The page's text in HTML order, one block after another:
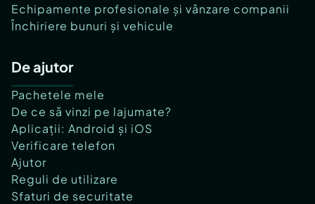
Echipamente profesionale și vânzare companii
Închiriere bunuri și vehicule
De ajutor
Pachetele mele
De ce să vinzi pe lajumate?
Aplicații: Android și iOS
Verificare telefon
Ajutor
Reguli de utilizare
Sfaturi de securitate